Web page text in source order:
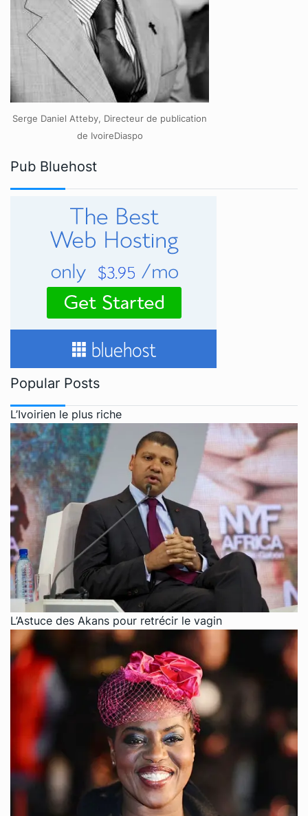
Serge Daniel Atteby, Directeur de publication
de IvoireDiaspo
Pub Bluehost
Popular Posts
L’Ivoirien le plus riche
L’Astuce des Akans pour retrécir le vagin